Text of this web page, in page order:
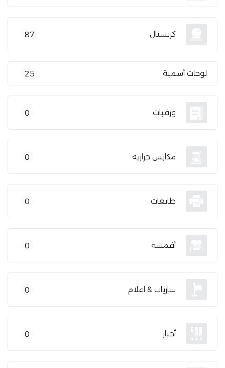
كريستال 87
لوحات أسمية 25
ورقيات 0
مكابس حرارية 0
طابعات 0
أقمشة 0
ساريات & اعلام 0
أحبار 0